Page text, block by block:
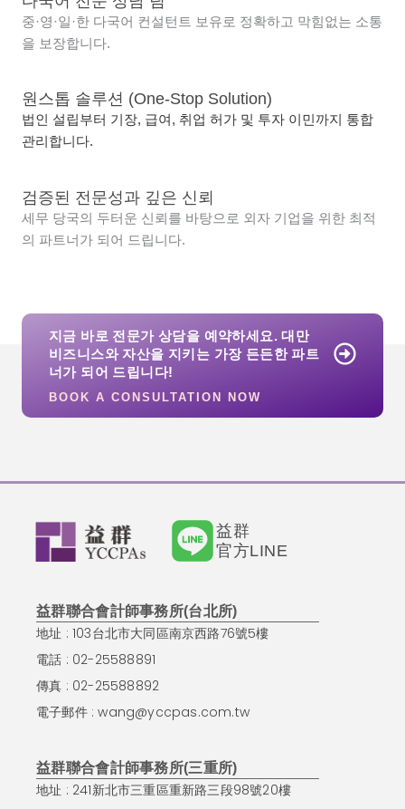
중·영·일·한 다국어 컨설턴트 보유로 정확하고 막힘없는 소통
을 보장합니다.
원스톱 솔루션 (One-Stop Solution)
법인 설립부터 기장, 급여, 취업 허가 및 투자 이민까지 통합
관리합니다.
검증된 전문성과 깊은 신뢰
세무 당국의 두터운 신뢰를 바탕으로 외자 기업을 위한 최적
의 파트너가 되어 드립니다.
지금 바로 전문가 상담을 예약하세요. 대만
비즈니스와 자산을 지키는 가장 든든한 파트
너가 되어 드립니다!
BOOK A CONSULTATION NOW
益群
官方LINE
益群聯合會計師事務所(台北所)
地址 : 103台北市大同區南京西路76號5樓
電話 : 02-25588891
傳真 : 02-25588892
電子郵件 :wang@yccpas.com.tw
益群聯合會計師事務所(三重所)
地址 : 241新北市三重區重新路三段98號20樓